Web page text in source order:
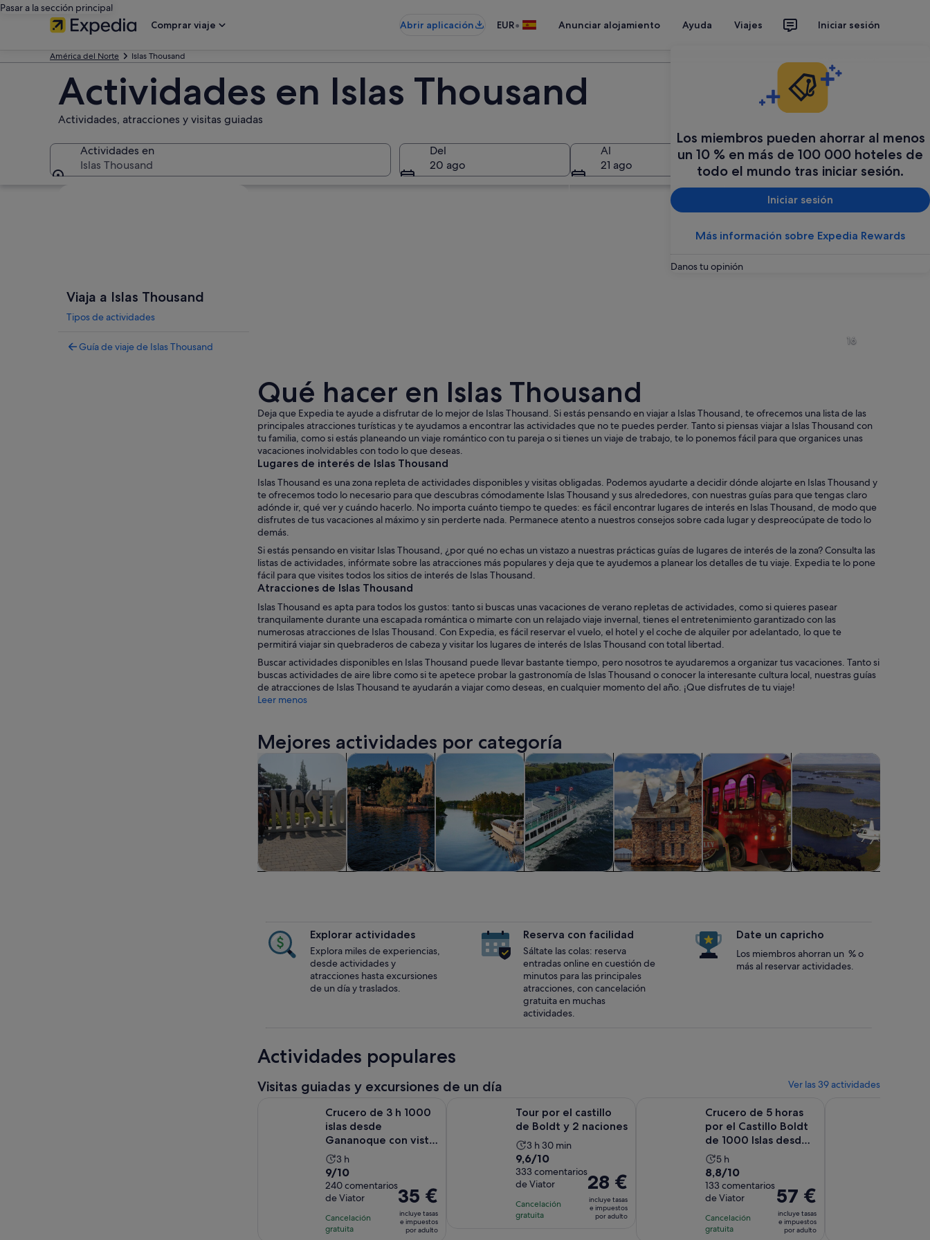
Pasar a la sección principal
Comprar viaje
Abrir aplicación EUR• Anunciar alojamiento Ayuda Viajes Iniciar sesión
Los miembros pueden ahorrar al menos
un 10 % en más de 100 000 hoteles de
todo el mundo tras iniciar sesión.
Iniciar sesión
Más información sobre Expedia Rewards
Danos tu opinión
América del Norte Islas Thousand
Actividades en Islas Thousand
Actividades, atracciones y visitas guiadas
Actividades en
Islas Thousand
Del
20 ago
Al
21 ago
Buscar
Viaja a Islas Thousand
Tipos de actividades
Guía de viaje de Islas Thousand
Un lago sereno rodeado de árboles verdes y una pequeña cabaña de madera en un muelle.
Un puente verde con un cartel de límite de velocidad de 80
Un velero rápido navegando
16
Qué hacer en Islas Thousand
Deja que Expedia te ayude a disfrutar de lo mejor de Islas Thousand. Si estás pensando en viajar a Islas Thousand, te ofrecemos una lista de las
principales atracciones turísticas y te ayudamos a encontrar las actividades que no te puedes perder. Tanto si piensas viajar a Islas Thousand con
tu familia, como si estás planeando un viaje romántico con tu pareja o si tienes un viaje de trabajo, te lo ponemos fácil para que organices unas
vacaciones inolvidables con todo lo que deseas.
Lugares de interés de Islas Thousand
Islas Thousand es una zona repleta de actividades disponibles y visitas obligadas. Podemos ayudarte a decidir dónde alojarte en Islas Thousand y
te ofrecemos todo lo necesario para que descubras cómodamente Islas Thousand y sus alrededores, con nuestras guías para que tengas claro
adónde ir, qué ver y cuándo hacerlo. No importa cuánto tiempo te quedes: es fácil encontrar lugares de interés en Islas Thousand, de modo que
disfrutes de tus vacaciones al máximo y sin perderte nada. Permanece atento a nuestros consejos sobre cada lugar y despreocúpate de todo lo
demás.
Si estás pensando en visitar Islas Thousand, ¿por qué no echas un vistazo a nuestras prácticas guías de lugares de interés de la zona? Consulta las
listas de actividades, infórmate sobre las atracciones más populares y deja que te ayudemos a planear los detalles de tu viaje. Expedia te lo pone
fácil para que visites todos los sitios de interés de Islas Thousand.
Atracciones de Islas Thousand
Islas Thousand es apta para todos los gustos: tanto si buscas unas vacaciones de verano repletas de actividades, como si quieres pasear
tranquilamente durante una escapada romántica o mimarte con un relajado viaje invernal, tienes el entretenimiento garantizado con las
numerosas atracciones de Islas Thousand. Con Expedia, es fácil reservar el vuelo, el hotel y el coche de alquiler por adelantado, lo que te
permitirá viajar sin quebraderos de cabeza y visitar los lugares de interés de Islas Thousand con total libertad.
Buscar actividades disponibles en Islas Thousand puede llevar bastante tiempo, pero nosotros te ayudaremos a organizar tus vacaciones. Tanto si
buscas actividades de aire libre como si te apetece probar la gastronomía de Islas Thousand o conocer la interesante cultura local, nuestras guías
de atracciones de Islas Thousand te ayudarán a viajar como deseas, en cualquier momento del año. ¡Que disfrutes de tu viaje!
Leer menos
Mejores actividades por categoría
Visitas guiadas y excursiones de un día Se abre en una pestaña nueva
Historia y culturaSe abre en una pestaña nueva
Visitas acuáticas y cruceros Se abre en una pestaña nueva
Actividades acuáticasSe abre en una pestaña nueva
Comidas, bebidas y vida nocturnaSe abre en una pestaña nueva
Excursiones de festivos y de temporada
Excursiones aéreas, en
Explorar actividades
Explora miles de experiencias,
desde actividades y
atracciones hasta excursiones
de un día y traslados.
Reserva con facilidad
Sáltate las colas: reserva
entradas online en cuestión de
minutos para las principales
atracciones, con cancelación
gratuita en muchas
actividades.
Date un capricho
Los miembros ahorran un % o
más al reservar actividades.
Actividades populares
Visitas guiadas y excursiones de un día Ver las 39 actividades
Crucero de 3 h 1000
islas desde
Gananoque con vista
al castillo de Boldt
La
duración
de
la
actividad
es
3 h
9.0
sobre
10
con
240
9/10
240 comentarios
de Viator
Cancelación
gratuita
El
precio
es
de
35 €
incluye tasas
e impuestos
por adulto
Tour por el castillo
de Boldt y 2 naciones
La
duración
de
la
actividad
es
3 h 30 min
9.6
sobre
10
con
333
9,6/10
333 comentarios
de Viator
Cancelación
gratuita
El
precio
es
de
28 €
incluye tasas
e impuestos
por adulto
Crucero de 5 horas
por el Castillo Boldt
de 1000 Islas desde
Gananoque
La
duración
de
la
actividad
es
5 h
8.8
sobre
10
con
133
8,8/10
133 comentarios
de Viator
Cancelación
gratuita
El
precio
es
de
57 €
incluye tasas
e impuestos
por adulto